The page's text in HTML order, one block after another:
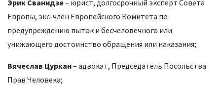
Эрик Сванидзе– юрист, долгосрочный эксперт Совета
Европы, экс-член Европейского Комитета по
предупреждению пыток и бесчеловечного или
унижающего достоинство обращения или наказания;
Вячеслав Цуркан– адвокат, Председатель Посольства
Прав Человека;